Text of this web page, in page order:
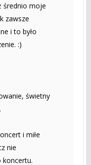
średnio moje
zawsze
i to było
:)
świetny
i miłe
nie
koncertu.